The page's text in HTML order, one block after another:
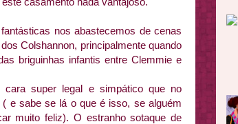
nos abastecemos de cenas
Colshannon, principalmente quando
briguinhas infantis entre Clemmie e
super legal e simpático que no
e sabe se lá o que é isso, se alguém
muito feliz). O estranho sotaque de